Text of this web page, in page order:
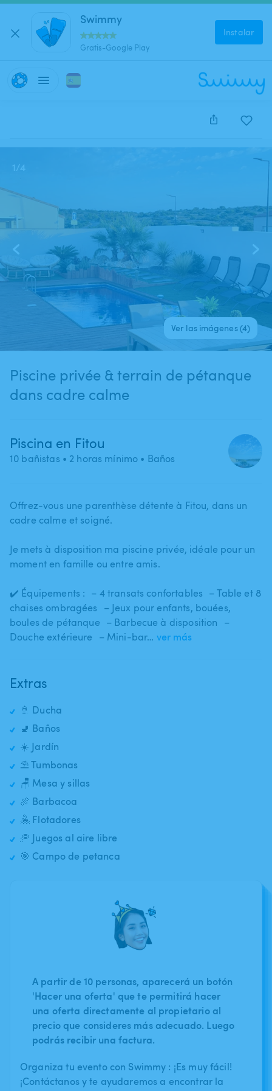
Swimmy
Gratis-Google Play
Instalar
Este anuncio está cerrado y no se puede reservar.
1/4
Ver las imágenes (4)
Piscine privée & terrain de pétanque
dans cadre calme
Piscina en Fitou
10 bañistas • 2 horas mínimo • Baños
Offrez-vous une parenthèse détente à Fitou​,​ dans un
cadre calme et soigné.
Je mets à disposition ma piscine privée​,​ idéale pour un
moment en famille ou entre amis.
✔️ Équipements : – 4 transats confortables – Table et 8
chaises ombragées – Jeux pour enfants​,​ bouées​,​
boules de pétanque – Barbecue à disposition –
Douche extérieure – Mini-bar… ver más
Extras
🚿 Ducha
🚽 Baños
☀️ Jardín
⛱️ Tumbonas
🪑 Mesa y sillas
🍖 Barbacoa
🤽 Flotadores
🥏 Juegos al aire libre
🎯 Campo de petanca
A partir de 10 personas, aparecerá un botón
'Hacer una oferta' que te permitirá hacer
una oferta directamente al propietario al
precio que consideres más adecuado. Luego
podrás recibir una factura.
Organiza tu evento con Swimmy : ¡Es muy fácil!
¡Contáctanos y te ayudaremos a encontrar la